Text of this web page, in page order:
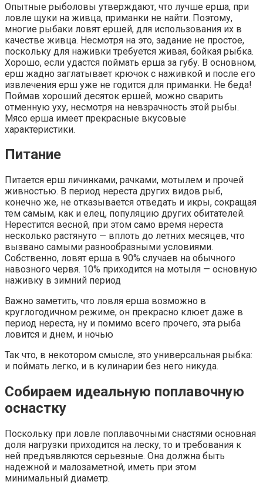
Опытные рыболовы утверждают, что лучше ерша, при
ловле щуки на живца, приманки не найти. Поэтому,
многие рыбаки ловят ершей, для использования их в
качестве живца. Несмотря на это, задание не простое,
поскольку для наживки требуется живая, бойкая рыбка.
Хорошо, если удастся поймать ерша за губу. В основном,
ерш жадно заглатывает крючок с наживкой и после его
извлечения ерш уже не годится для приманки. Не беда!
Поймав хороший десяток ершей, можно сварить
отменную уху, несмотря на невзрачность этой рыбы.
Мясо ерша имеет прекрасные вкусовые
характеристики.
Питание
Питается ерш личинками, рачками, мотылем и прочей
живностью. В период нереста других видов рыб,
конечно же, не отказывается отведать и икры, сокращая
тем самым, как и елец, популяцию других обитателей.
Нерестится весной, при этом само время нереста
несколько растянуто — вплоть до летних месяцев, что
вызвано самыми разнообразными условиями.
Собственно, ловят ерша в 90% случаев на обычного
навозного червя. 10% приходится на мотыля — основную
наживку в зимний период
Важно заметить, что ловля ерша возможно в
круглогодичном режиме, он прекрасно клюет даже в
период нереста, ну и помимо всего прочего, эта рыба
ловится и днем, и ночью
Так что, в некотором смысле, это универсальная рыбка:
и поймать легко, и в кулинарии без него никуда.
Собираем идеальную поплавочную
оснастку
Поскольку при ловле поплавочными снастями основная
доля нагрузки приходится на леску, то и требования к
ней предъявляются серьезные. Она должна быть
надежной и малозаметной, иметь при этом
минимальный диаметр.